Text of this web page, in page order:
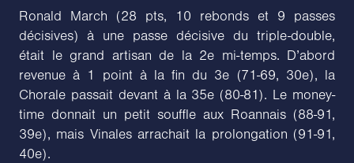
Ronald March (28 pts, 10 rebonds et 9 passes
décisives) à une passe décisive du triple-double,
était le grand artisan de la 2e mi-temps. D’abord
revenue à 1 point à la fin du 3e (71-69, 30e), la
Chorale passait devant à la 35e (80-81). Le money-
time donnait un petit souffle aux Roannais (88-91,
39e), mais Vinales arrachait la prolongation (91-91,
40e).